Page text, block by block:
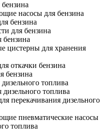
насосы для бензина
бензина
для бензина
бензина
цистерны для хранения
откачки бензина
бензина
топлива
топлива
перекачивания дизельного
пневматические насосы
топлива